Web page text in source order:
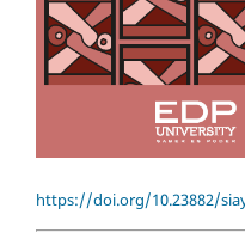
https://doi.org/10.23882/